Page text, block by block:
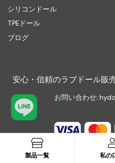
シリコンドール
TPEドール
ブログ
安心・信頼のラブドール販
お問い合わせ:
製品一覧 私の